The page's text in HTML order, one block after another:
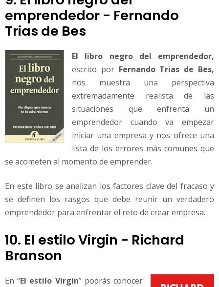
emprendedor - Fernando
Trias de Bes
El libro negro del emprendedor,
escrito porFernando Trias de Bes,
nos muestra una perspectiva
extremadamente realista de las
situaciones que enfrenta un
emprendedor cuando va empezar
iniciar una empresa y nos ofrece una
lista de los errores más comunes que
se acometen al momento de emprender.
En este libro se analizan los factores clave del fracaso y
se definen los rasgos que debe reunir un verdadero
emprendedor para enfrentar el reto de crear empresa.
10. El estilo Virgin - Richard
Branson
En “El estilo Virgin” podrás conocer